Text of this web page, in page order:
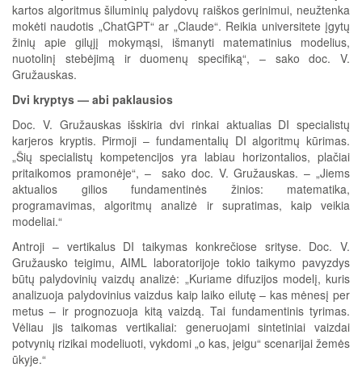
kartos algoritmus šiluminių palydovų raiškos gerinimui, neužtenka
mokėti naudotis „ChatGPT“ ar „Claude“. Reikia universitete įgytų
žinių apie gilųjį mokymąsi, išmanyti matematinius modelius,
nuotolinį stebėjimą ir duomenų specifiką“, – sako doc. V.
Gružauskas.
Dvi kryptys — abi paklausios
Doc. V. Gružauskas išskiria dvi rinkai aktualias DI specialistų
karjeros kryptis. Pirmoji – fundamentalių DI algoritmų kūrimas.
„Šių specialistų kompetencijos yra labiau horizontalios, plačiai
pritaikomos pramonėje“, – sako doc. V. Gružauskas. – „Jiems
aktualios gilios fundamentinės žinios: matematika,
programavimas, algoritmų analizė ir supratimas, kaip veikia
modeliai.“
Antroji – vertikalus DI taikymas konkrečiose srityse. Doc. V.
Gružausko teigimu, AIML laboratorijoje tokio taikymo pavyzdys
būtų palydovinių vaizdų analizė: „Kuriame difuzijos modelį, kuris
analizuoja palydovinius vaizdus kaip laiko eilutę – kas mėnesį per
metus – ir prognozuoja kitą vaizdą. Tai fundamentinis tyrimas.
Vėliau jis taikomas vertikaliai: generuojami sintetiniai vaizdai
potvynių rizikai modeliuoti, vykdomi „o kas, jeigu“ scenarijai žemės
ūkyje.“